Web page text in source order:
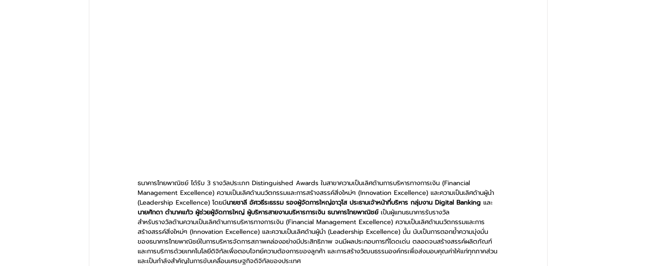
ธนาคารไทยพาณิชย์ ได้รับ 3 รางวัลประเภท Distinguished Awards ในสาขาความเป็นเลิศด้านการบริหารทางการเงิน (Financial
Management Excellence) ความเป็นเลิศด้านนวัตกรรมและการสร้างสรรค์สิ่งใหม่ๆ (Innovation Excellence) และความเป็นเลิศด้านผู้นำ
(Leadership Excellence) โดยมีนายชาลี อัศวธีระธรรม รองผู้จัดการใหญ่อาวุโส ประธานเจ้าหน้าที่บริหาร กลุ่มงาน Digital Banking และ
นายศักดา ดำนาคแก้ว ผู้ช่วยผู้จัดการใหญ่ ผู้บริหารสายงานบริหารการเงิน ธนาคารไทยพาณิชย์ เป็นผู้แทนธนาคารรับรางวัล
สำหรับรางวัลด้านความเป็นเลิศด้านการบริหารทางการเงิน (Financial Management Excellence) ความเป็นเลิศด้านนวัตกรรมและการ
สร้างสรรค์สิ่งใหม่ๆ (Innovation Excellence) และความเป็นเลิศด้านผู้นำ (Leadership Excellence) นั้น นับเป็นการตอกย้ำความมุ่งมั่น
ของธนาคารไทยพาณิชย์ในการบริหารจัดการสภาพคล่องอย่างมีประสิทธิภาพ จนมีผลประกอบการที่โดดเด่น ตลอดจนสร้างสรรค์ผลิตภัณฑ์
และการบริการด้วยเทคโนโลยีดิจิทัลเพื่อตอบโจทย์ความต้องการของลูกค้า และการสร้างวัฒนธรรมองค์กรเพื่อส่งมอบคุณค่าให้แก่ทุกภาคส่วน
และเป็นกำลังสำคัญในการขับเคลื่อนเศรษฐกิจดิจิทัลของประเทศ